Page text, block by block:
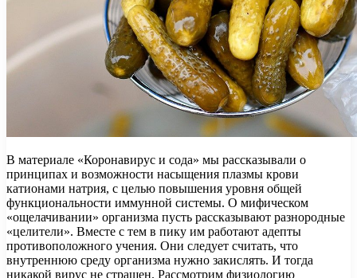
В материале «Коронавирус и сода» мы рассказывали о
принципах и возможности насыщения плазмы крови
катионами натрия, с целью повышения уровня общей
функциональности иммунной системы. О мифическом
«ощелачивании» организма пусть рассказывают разнородные
«целители». Вместе с тем в пику им работают адепты
противоположного учения. Они следует считать, что
внутреннюю среду организма нужно закислять. И тогда
никакой вирус не страшен. Рассмотрим физиологию